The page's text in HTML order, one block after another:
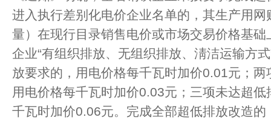
进入执行差别化电价企业名单的，其生产用
量）在现行目录销售电价或市场交易价格基
企业“有组织排放、无组织排放、淸洁运输方
放要求的，用电价格每千瓦时加价0.01元；
用电价格每千瓦时加价0.03元；三项未达超
千瓦时加价0.06元。完成全部超低排放改造的